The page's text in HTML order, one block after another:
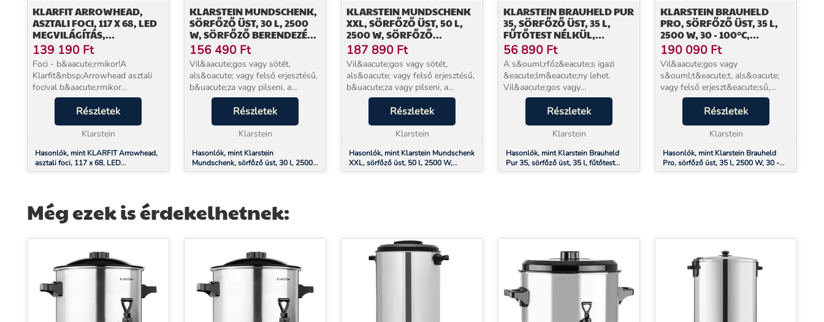
KLARFIT ARROWHEAD,
ASZTALI FOCI, 117 X 68, LED
MEGVILÁGÍTÁS,
AUTOMATIKUS
GÓLSZÁMLÁLÓ, FEKETE
139 190 Ft
Foci - b&aacute;rmikor!A
Klarfit&nbsp;Arrowhead asztali
focival b&aacute;rmikor
figyelemmel
k&iacute;s&eacute;rheti a
j&aacute;t&eacute;k fontos
esem&eacute;nyeit.A Klarfit
Részletek
Klarstein
Hasonlók, mint KLARFIT Arrowhead,
asztali foci, 117 x 68, LED
megvilágítás, automatikus
KLARSTEIN MUNDSCHENK,
SÖRFŐZŐ ÜST, 30 L, 2500
W, SÖRFŐZŐ BERENDEZÉS,
ROZSDAMENTES ACÉL
156 490 Ft
Vil&aacute;gos vagy sötét,
als&oacute; vagy felső erjesztésű,
b&uacute;za vagy pilseni, a
Klarstein Mundschenk készülék
mindegyikhez biztos&iacute;tja a
sörfőzéshez szükséges alapot. Az
amatőrök és a ...
Részletek
Klarstein
Hasonlók, mint Klarstein
Mundschenk, sörfőző üst, 30 l, 2500
W, sörfőző berendezés, rozsdamentes
KLARSTEIN MUNDSCHENK
XXL, SÖRFŐZŐ ÜST, 50 L,
2500 W, SÖRFŐZŐ
KÉSZÜLÉK - SZETT,
ROZSDAMENTES ACÉL
187 890 Ft
Vil&aacute;gos vagy sötét,
als&oacute; vagy felső erjesztésű,
b&uacute;za vagy pilseni, a
Klarstein Mundschenk XXL
készülék mindegyikhez
biztos&iacute;tja a sörfőzéshez
szükséges alapot. Az amatőrök é...
Részletek
Klarstein
Hasonlók, mint Klarstein Mundschenk
XXL, sörfőző üst, 50 l, 2500 W,
sörfőző készülék - szett,
KLARSTEIN BRAUHELD PUR
35, SÖRFŐZŐ ÜST, 35 L,
FŰTŐTEST NÉLKÜL,
ROZSDAMENTES ACÉL
56 890 Ft
A s&ouml;rfőz&eacute;s igazi
&eacute;lm&eacute;ny lehet.
Vil&aacute;gos vagy
s&ouml;t&eacute;t, als&oacute;
vagy felső erjeszt&eacute;sű,
b&uacute;za vagy pilseni, a
Klarstein&nbsp;Brauheld Pur 35
Részletek
Klarstein
Hasonlók, mint Klarstein Brauheld
Pur 35, sörfőző üst, 35 l, fűtőtest
nélkül, rozsdamentes acél
KLARSTEIN BRAUHELD
PRO, SÖRFŐZŐ ÜST, 35 L,
2500 W, 30 - 100°C,
KEVERŐPUMPA,
ROZSDAMENTES ACÉL
190 090 Ft
Vil&aacute;gos vagy
s&ouml;t&eacute;t, als&oacute;
vagy felső erjeszt&eacute;sű,
b&uacute;za vagy pilseni,
a&nbsp;Klarstein&nbsp;Brauheld
Pro k&eacute;sz&uuml;l&eacute;k
mindegyikhez biztos&iacute;tja...
Részletek
Klarstein
Hasonlók, mint Klarstein Brauheld
Pro, sörfőző üst, 35 l, 2500 W, 30 -
100°C, keverőpumpa, rozsdamentes
Még ezek is érdekelhetnek: